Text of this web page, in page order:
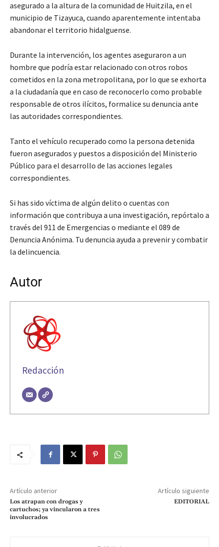
asegurado a la altura de la comunidad de Huitzila, en el
municipio de Tizayuca, cuando aparentemente intentaba
abandonar el territorio hidalguense.
Durante la intervención, los agentes aseguraron a un
hombre que podría estar relacionado con otros robos
cometidos en la zona metropolitana, por lo que se exhorta
a la ciudadanía que en caso de reconocerlo como probable
responsable de otros ilícitos, formalice su denuncia ante
las autoridades correspondientes.
Tanto el vehículo recuperado como la persona detenida
fueron asegurados y puestos a disposición del Ministerio
Público para el desarrollo de las acciones legales
correspondientes.
Si has sido víctima de algún delito o cuentas con
información que contribuya a una investigación, repórtalo a
través del 911 de Emergencias o mediante el 089 de
Denuncia Anónima. Tu denuncia ayuda a prevenir y combatir
la delincuencia.
Autor
Redacción
Artículo anterior
Los atrapan con drogas y
cartuchos; ya vincularon a tres
involucrados
Artículo siguiente
EDITORIAL